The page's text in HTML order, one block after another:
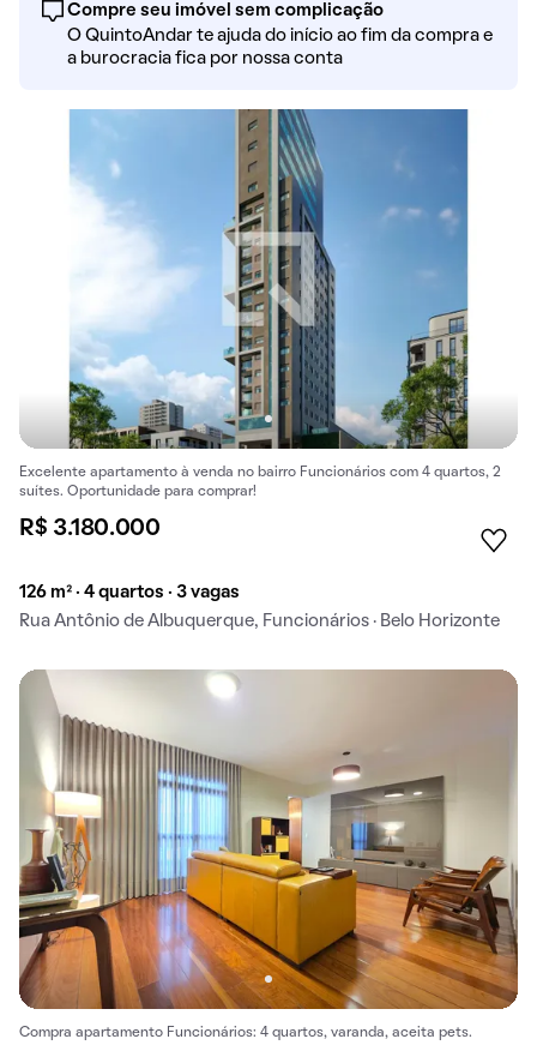
Compre seu imóvel sem complicação
O QuintoAndar te ajuda do início ao fim da compra e
a burocracia fica por nossa conta
Excelente apartamento à venda no bairro Funcionários com 4 quartos, 2
suítes. Oportunidade para comprar!
R$ 3.180.000
126 m² · 4 quartos · 3 vagas
Rua Antônio de Albuquerque, Funcionários · Belo Horizonte
Compra apartamento Funcionários: 4 quartos, varanda, aceita pets.